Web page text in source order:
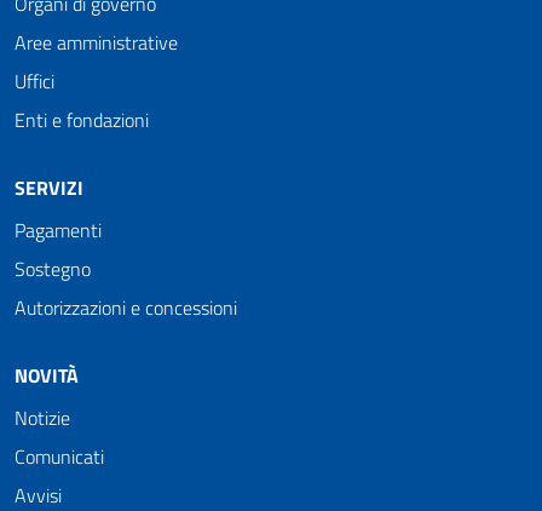
Aree amministrative
Uffici
Enti e fondazioni
SERVIZI
Pagamenti
Sostegno
Autorizzazioni e concessioni
NOVITÀ
Notizie
Comunicati
Avvisi